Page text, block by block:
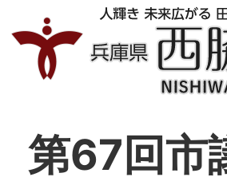
第67回市